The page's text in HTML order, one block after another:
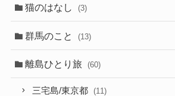
猫のはなし (3)
群馬のこと (13)
離島ひとり旅 (60)
三宅島/東京都 (11)